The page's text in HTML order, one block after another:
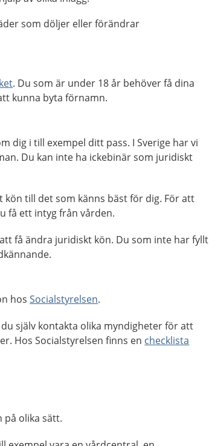
som döljer eller förändrar
. Du som är under 18 år behöver få dina
kunna byta förnamn.
dig i till exempel ditt pass. I Sverige har vi
Du kan inte ha ickebinär som juridiskt
till det som känns bäst för dig. För att
få ett intyg från vården.
få ändra juridiskt kön. Du som inte har fyllt
hosSocialstyrelsen.
själv kontakta olika myndigheter för att
Hos Socialstyrelsen finns en checklista
på olika sätt.